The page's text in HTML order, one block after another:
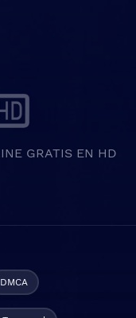
GRATIS EN HD
DMCA